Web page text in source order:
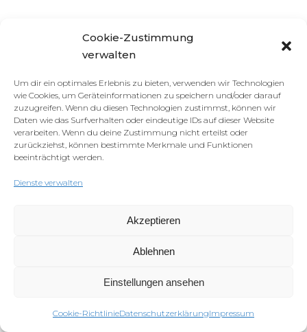
Cookie-Zustimmung
verwalten
Um dir ein optimales Erlebnis zu bieten, verwenden wir Technologien
wie Cookies, um Geräteinformationen zu speichern und/oder darauf
zuzugreifen. Wenn du diesen Technologien zustimmst, können wir
Daten wie das Surfverhalten oder eindeutige IDs auf dieser Website
verarbeiten. Wenn du deine Zustimmung nicht erteilst oder
zurückziehst, können bestimmte Merkmale und Funktionen
beeinträchtigt werden.
Dienste verwalten
Akzeptieren
Ablehnen
Einstellungen ansehen
Cookie-RichtlinieDatenschutzerklärungImpressum